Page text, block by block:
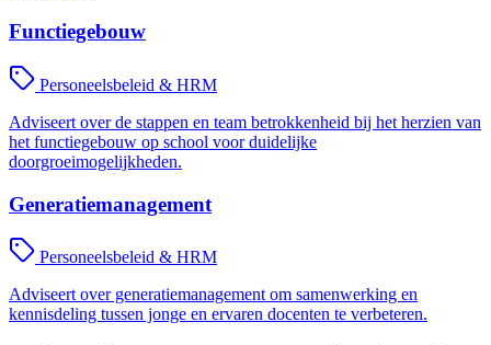
Functiegebouw
Personeelsbeleid & HRM
Adviseert over de stappen en team betrokkenheid bij het herzien van
het functiegebouw op school voor duidelijke
doorgroeimogelijkheden.
Generatiemanagement
Personeelsbeleid & HRM
Adviseert over generatiemanagement om samenwerking en
kennisdeling tussen jonge en ervaren docenten te verbeteren.